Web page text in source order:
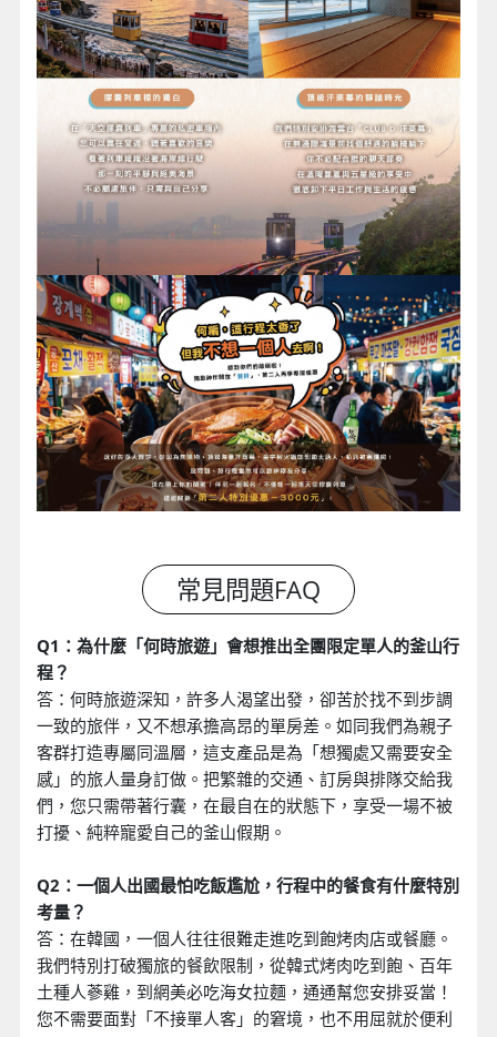
Q1：為什麼「何時旅遊」會想推出全團限定單人的釜山行
程？
答：何時旅遊深知，許多人渴望出發，卻苦於找不到步調
一致的旅伴，又不想承擔高昂的單房差。如同我們為親子
客群打造專屬同溫層，這支產品是為「想獨處又需要安全
感」的旅人量身訂做。把繁雜的交通、訂房與排隊交給我
們，您只需帶著行囊，在最自在的狀態下，享受一場不被
打擾、純粹寵愛自己的釜山假期。
Q2：一個人出國最怕吃飯尷尬，行程中的餐食有什麼特別
考量？
答：在韓國，一個人往往很難走進吃到飽烤肉店或餐廳。
我們特別打破獨旅的餐飲限制，從韓式烤肉吃到飽、百年
土種人蔘雞，到網美必吃海女拉麵，通通幫您安排妥當！
您不需要面對「不接單人客」的窘境，也不用屈就於便利